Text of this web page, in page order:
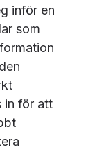
inför en
som
in för att